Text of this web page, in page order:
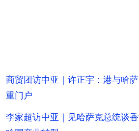
商贸团访中亚｜许正宇：港与哈
重门户
李家超访中亚｜见哈萨克总统谈